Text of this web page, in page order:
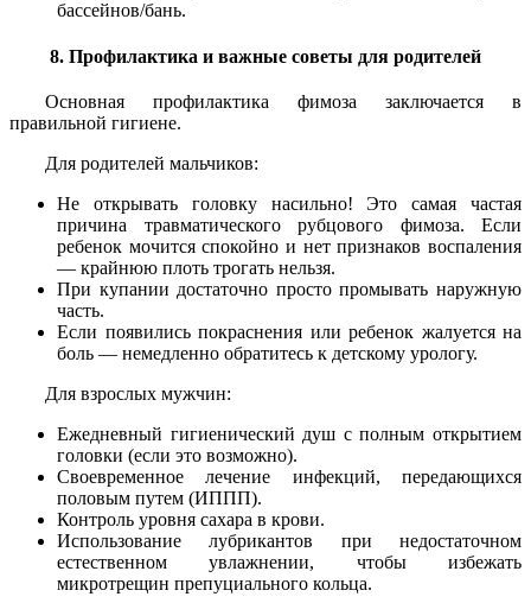
бассейнов/бань.
8. Профилактика и важные советы для родителей
Основная профилактика фимоза заключается в
правильной гигиене.
Для родителей мальчиков:
Не открывать головку насильно! Это самая частая
причина травматического рубцового фимоза. Если
ребенок мочится спокойно и нет признаков воспаления
— крайнюю плоть трогать нельзя.
При купании достаточно просто промывать наружную
часть.
Если появились покраснения или ребенок жалуется на
боль — немедленно обратитесь к детскому урологу.
Для взрослых мужчин:
Ежедневный гигиенический душ с полным открытием
головки (если это возможно).
Своевременное лечение инфекций, передающихся
половым путем (ИППП).
Контроль уровня сахара в крови.
Использование лубрикантов при недостаточном
естественном увлажнении, чтобы избежать
микротрещин препуциального кольца.